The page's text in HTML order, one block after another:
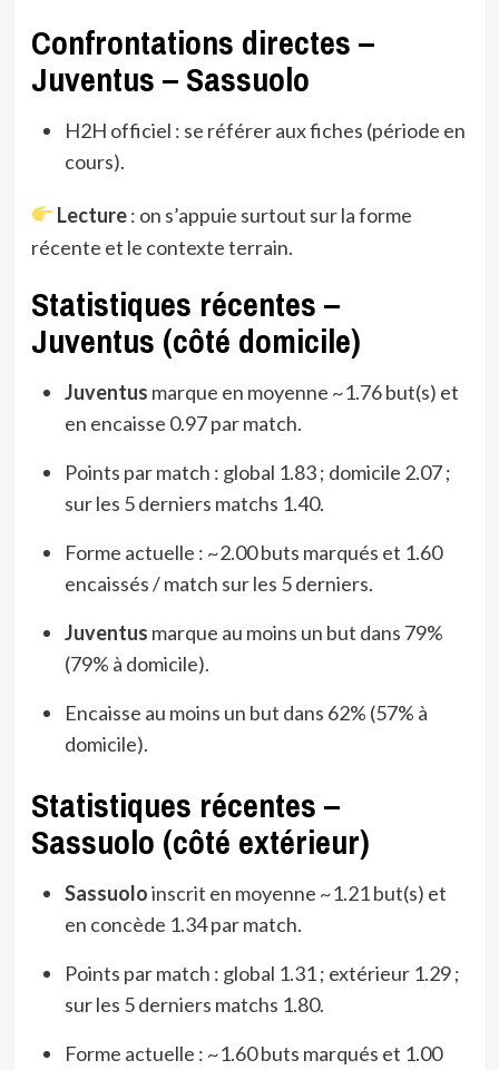
Confrontations directes –
Juventus – Sassuolo
H2H officiel : se référer aux fiches (période en
cours).
Lecture: on s’appuie surtout sur la forme
récente et le contexte terrain.
Statistiques récentes –
Juventus (côté domicile)
Juventus marque en moyenne ~1.76 but(s) et
en encaisse 0.97 par match.
Points par match : global 1.83 ; domicile 2.07 ;
sur les 5 derniers matchs 1.40.
Forme actuelle : ~2.00 buts marqués et 1.60
encaissés / match sur les 5 derniers.
Juventus marque au moins un but dans 79%
(79% à domicile).
Encaisse au moins un but dans 62% (57% à
domicile).
Statistiques récentes –
Sassuolo (côté extérieur)
Sassuoloinscrit en moyenne ~1.21 but(s) et
en concède 1.34 par match.
Points par match : global 1.31 ; extérieur 1.29 ;
sur les 5 derniers matchs 1.80.
Forme actuelle : ~1.60 buts marqués et 1.00